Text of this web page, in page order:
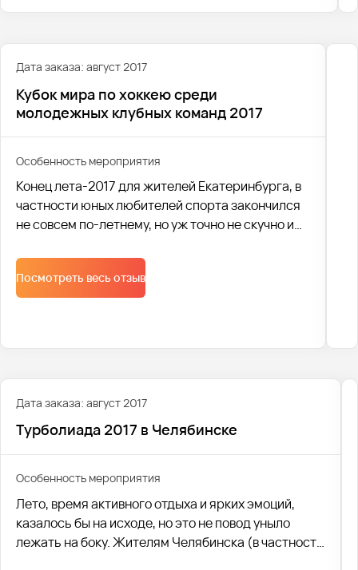
Дата заказа: август 2017
Кубок мира по хоккею среди
молодежных клубных команд 2017
Особенность мероприятия
Конец лета-2017 для жителей Екатеринбурга, в
частности юных любителей спорта закончился
не совсем по-летнему, но уж точно не скучно и
Посмотреть весь отзыв
Дата заказа: август 2017
Турболиада 2017 в Челябинске
Особенность мероприятия
Лето, время активного отдыха и ярких эмоций,
казалось бы на исходе, но это не повод уныло
лежать на боку. Жителям Челябинска (в частности